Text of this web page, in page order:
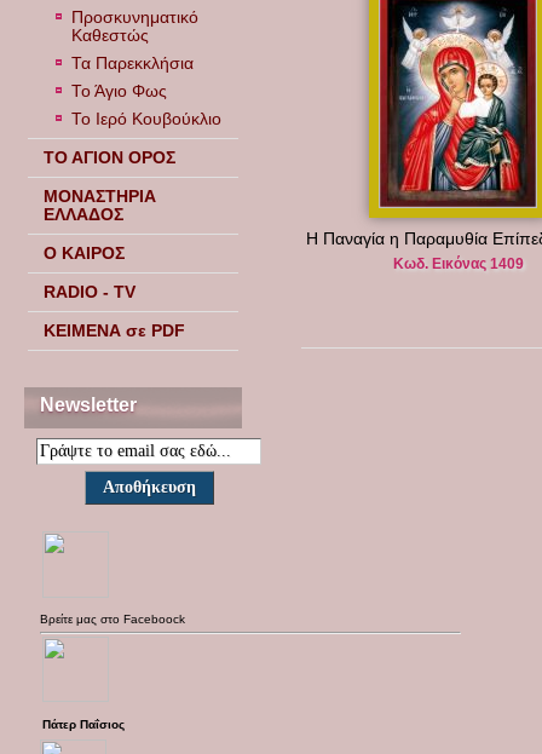
Προσκυνηματικό
Καθεστώς
Τα Παρεκκλήσια
Το Άγιο Φως
Το Ιερό Κουβούκλιο
ΤΟ ΑΓΙΟΝ ΟΡΟΣ
ΜΟΝΑΣΤΗΡΙΑ
ΕΛΛΑΔΟΣ
Ο ΚΑΙΡΟΣ
RADIO - TV
ΚΕΙΜΕΝΑ σε PDF
Newsletter
Βρείτε μας στο Faceboock
Πάτερ Παΐσιος
Η Παναγία η Παραμυθία
Κωδ. Εικόνας 1409